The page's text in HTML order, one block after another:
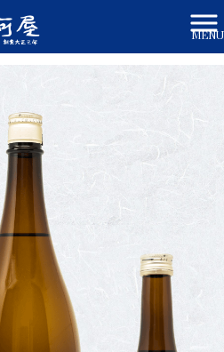
MENU
商品一覧